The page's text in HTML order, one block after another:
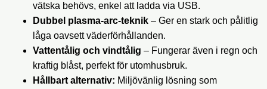
vätska behövs, enkel att ladda via USB.
Dubbel plasma-arc-teknik – Ger en stark och pålitlig
låga oavsett väderförhållanden.
Vattentålig och vindtålig – Fungerar även i regn och
kraftig blåst, perfekt för utomhusbruk.
Hållbart alternativ: Miljövänlig lösning som